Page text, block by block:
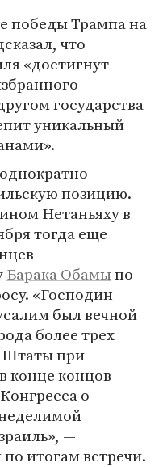
победы Трампа на
что
«достигнут
государства
уникальный
позицию.
Нетаньяху в
тогда еще
Барака Обамыпо
«Господин
был вечной
более трех
Штаты при
конце концов
о
—
итогам встречи.